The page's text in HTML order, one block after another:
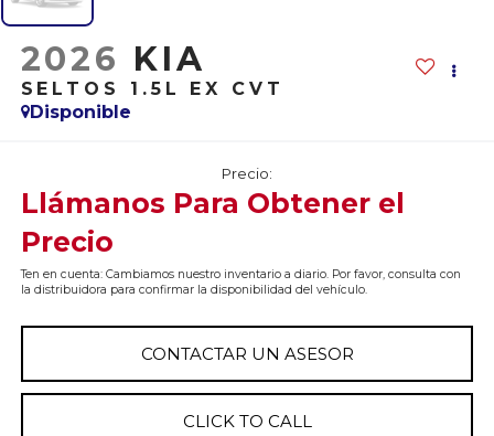
2026 KIA
SELTOS 1.5L EX CVT
Disponible
Precio:
Llámanos Para Obtener el
Precio
Ten en cuenta: Cambiamos nuestro inventario a diario. Por favor, consulta con
la distribuidora para confirmar la disponibilidad del vehículo.
CONTACTAR UN ASESOR
CLICK TO CALL